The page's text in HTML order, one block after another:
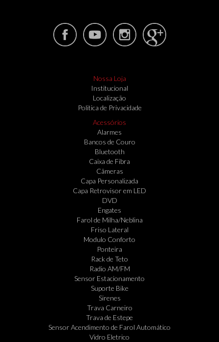
Nossa Loja
Institucional
Localização
Politica de Privacidade
Acessórios
Alarmes
Bancos de Couro
Bluetooth
Caixa de Fibra
Câmeras
Capa Personalizada
Capa Retrovisor em LED
DVD
Engates
Farol de Milha/Neblina
Friso Lateral
Modulo Conforto
Ponteira
Rack de Teto
Radio AM/FM
Sensor Estacionamento
Suporte Bike
Sirenes
Trava Carneiro
Trava de Estepe
Sensor Acendimento de Farol Automático
Vidro Eletrico